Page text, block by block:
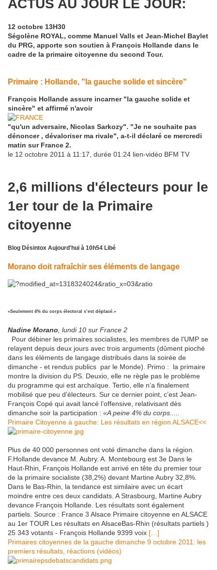
ACTUS AU JOUR LE JOUR:
12 octobre 13H30
Ségolène ROYAL, comme Manuel Valls et Jean-Michel Baylet
du PRG, apporte son soutien à François Hollande dans le
cadre de la primaire citoyenne du second Tour.
Primaire : Hollande, "la gauche solide et sincère"
François Hollande assure incarner "la gauche solide et
sincère" et affirmé n'avoir
"qu'un adversaire, Nicolas Sarkozy". "Je ne souhaite pas
dénoncer , dévaloriser ma rivale", a-t-il déclaré ce mercredi
matin sur France 2.
le 12 octobre 2011 à 11:17, durée 01:24 lien-vidéo BFM TV
2,6 millions d'électeurs pour le
1er tour de la Primaire
citoyenne
Blog Désintox Aujourd'hui à 10h54 Libé
Morano doit rafraîchir ses éléments de langage
«Seulement 4% du corps électoral s’est déplacé.»
Nadine Morano , lundi 10 sur France 2
Pour débiner les primaires socialistes, les membres de l'UMP se
relayent depuis deux jours avec trois arguments (dûment pioché
dans les éléments de langage distribués dans la soirée de
dimanche - et rendus publics par le Monde). Primo : la primaire
montre la division du PS. Deuxio, elle ne règle pas le problème
du programme qui est archaïque. Tertio, elle n’a finalement
mobilisé que peu d’électeurs. Sur ce dernier point, c’est Jean-
François Copé qui avait lancé l’offensive, relativisant dès
dimanche soir la participation : «A peine 4% du corps.....
Primaire Citoyenne à gauche: Les résultats en région ALSACE<<
Plus de 40 000 personnes ont voté dimanche dans la région.
F.Hollande devance M. Aubry. A. Montebourg est 3e Dans le
Haut-Rhin, François Hollande est arrivé en tête du premier tour
de la primaire socialiste (38,2%) devant Martine Aubry 32,8%.
Dans le Bas-Rhin, la tendance est similaire avec un écart
moindre entre ces deux candidats. A Strasbourg, Martine Aubry
devance François Hollande. Les résultats sont également
partiels. Source : France 3 Alsace Primaire citoyenne en ALSACE
au 1er TOUR Les résultats en AlsaceBas-Rhin (résultats partiels )
25 343 votants - François Hollande 9399 voix […]
Primaires citoyennes de la gauche dimanche 9 octobre 2011: les
premiers résultats, réactions (vidéos)